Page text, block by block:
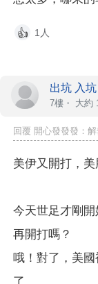
👍 1人
出坑 入坑
7樓・ 大約
回覆 開心發發發：
美伊又開打，
今天世足才剛
再開打嗎？
哦！對了，美